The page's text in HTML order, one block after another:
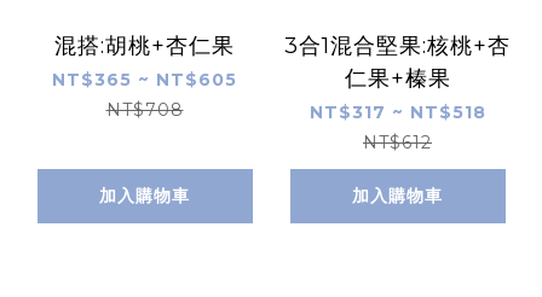
混搭:胡桃+杏仁果
NT$365 ~ NT$605
NT$708
加入購物車
3合1混合堅果:核桃+杏
仁果+榛果
NT$317 ~ NT$518
NT$612
加入購物車